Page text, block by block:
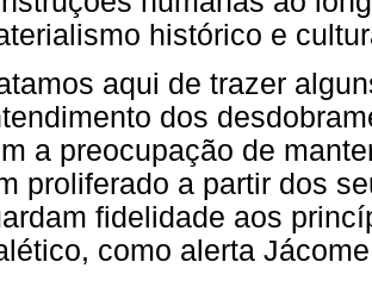
histórico e
aqui de trazer
dos
a preocupação de
proliferado a partir dos
fidelidade aos
como alerta